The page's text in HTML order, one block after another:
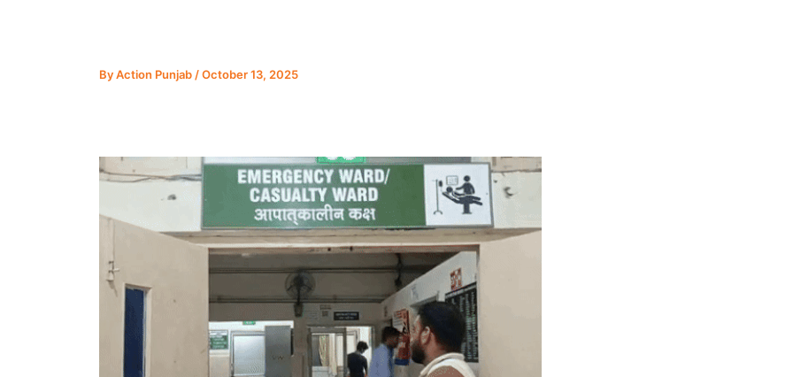
ByAction Punjab /October 13, 2025